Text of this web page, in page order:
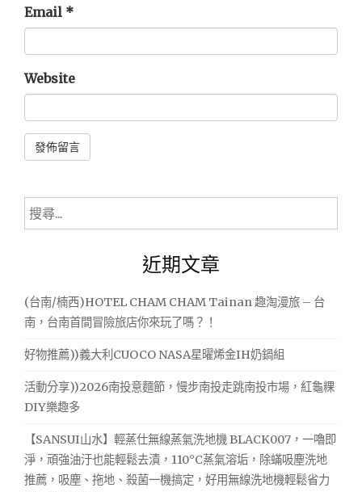
Email *
Website
搜
尋
近期文章
(台南/楠西)HOTEL CHAM CHAM Tainan 趣淘漫旅 – 台
南，台南首間冒險旅店你來玩了嗎？！
好物推薦))義大利CUOCO NASA星曜烯金IH奶鍋組
活動分享))2026南投意麵節，慢步南投走跳南投市場，紅龜粿
DIY樂趣多
【SANSUI山水】輕蒸仕無線蒸氣洗地機 BLACK007，一嚕即
淨，頑強油汙也能輕鬆去漬，110°C蒸氣溶垢，除蟎吸塵洗地
推薦，吸塵、拖地、殺菌一機搞定，好用無線洗地機輕鬆省力